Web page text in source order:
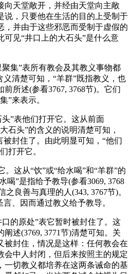
向天堂敞开，并经由天堂向主敞
说，只要他在生活的目的上受制于
，并由于这些邪恶而受制于虚假的
可见“井口上的大石头”是什么意
集”表所有教会及其教义事物都
义清楚可知，“羊群”既指教义，也
所述(参看3767, 3768节)。它们
”来表示。
”表他们打开它。这从前面
石头”的含义的说明清楚可知，
被封住了。由此明显可知，“他们
打开它。
。这从“饮”或“给水喝”和“羊群”的
喝”是指给予教导(参看3069, 3768
良善与真理的人(343, 3767节)。
、因而通过教义给予教导。
的原处”表它暂时被封住了。这
述(3769, 3771节)清楚可知。关
被封住，情况是这样：任何教会在
会中人封闭，但后来按照主的规定
一切教义都培养在这两条诫命的基